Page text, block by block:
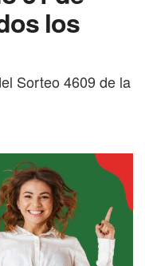
los
Sorteo 4609 de la